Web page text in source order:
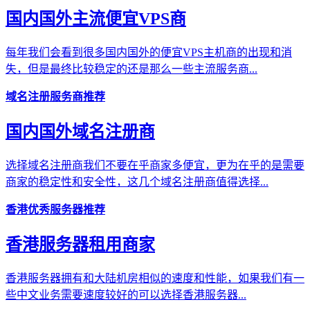
国内国外主流便宜VPS商
每年我们会看到很多国内国外的便宜VPS主机商的出现和消
失，但是最终比较稳定的还是那么一些主流服务商...
域名注册服务商推荐
国内国外域名注册商
选择域名注册商我们不要在乎商家多便宜，更为在乎的是需要
商家的稳定性和安全性，这几个域名注册商值得选择...
香港优秀服务器推荐
香港服务器租用商家
香港服务器拥有和大陆机房相似的速度和性能，如果我们有一
些中文业务需要速度较好的可以选择香港服务器...